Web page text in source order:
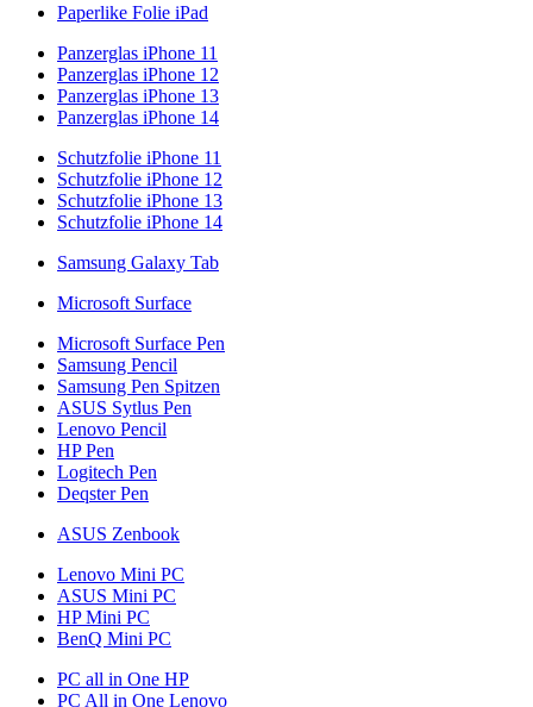
Paperlike Folie iPad
Panzerglas iPhone 11
Panzerglas iPhone 12
Panzerglas iPhone 13
Panzerglas iPhone 14
Schutzfolie iPhone 11
Schutzfolie iPhone 12
Schutzfolie iPhone 13
Schutzfolie iPhone 14
Samsung Galaxy Tab
Microsoft Surface
Microsoft Surface Pen
Samsung Pencil
Samsung Pen Spitzen
ASUS Sytlus Pen
Lenovo Pencil
HP Pen
Logitech Pen
Deqster Pen
ASUS Zenbook
Lenovo Mini PC
ASUS Mini PC
HP Mini PC
BenQ Mini PC
PC all in One HP
PC All in One Lenovo